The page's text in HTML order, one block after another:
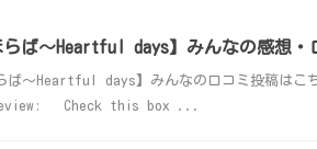
らば～Heartful days】みんなの感想・
らば～Heartful days】みんなの口コミ投稿は
Check this box ...